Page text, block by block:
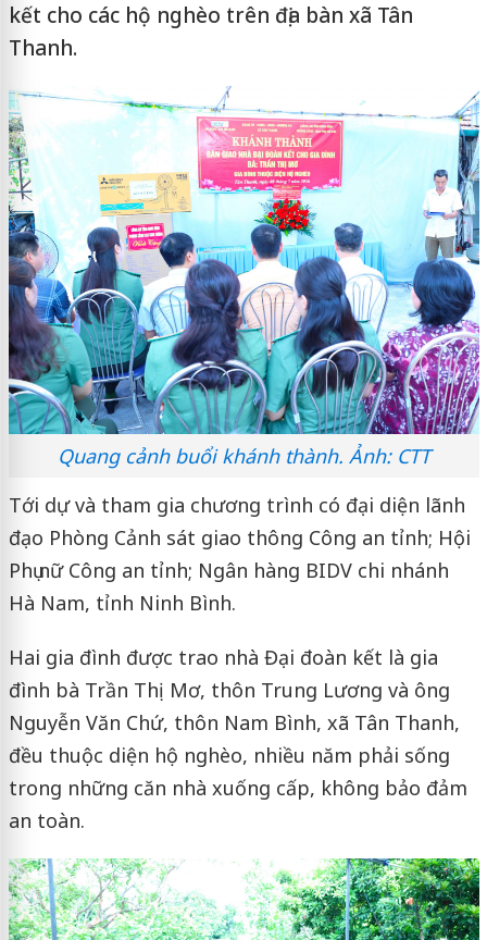
kết cho các hộ nghèo trên địa bàn xã Tân
Thanh.
Quang cảnh buổi khánh thành. Ảnh: CTT
Tới dự và tham gia chương trình có đại diện lãnh
đạo Phòng Cảnh sát giao thông Công an tỉnh; Hội
Phụ nữ Công an tỉnh; Ngân hàng BIDV chi nhánh
Hà Nam, tỉnh Ninh Bình.
Hai gia đình được trao nhà Đại đoàn kết là gia
đình bà Trần Thị Mơ, thôn Trung Lương và ông
Nguyễn Văn Chứ, thôn Nam Bình, xã Tân Thanh,
đều thuộc diện hộ nghèo, nhiều năm phải sống
trong những căn nhà xuống cấp, không bảo đảm
an toàn.